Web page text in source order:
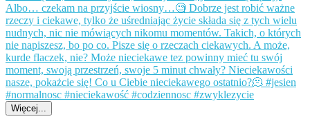
Więcej...